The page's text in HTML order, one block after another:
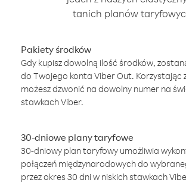
tanich planów
Pakiety środków
Gdy kupisz dowolną ilość środków,
do Twojego konta Viber Out. Korzystając
możesz dzwonić na dowolny numer na
stawkach Viber.
30-dniowe plany taryfowe
30-dniowy plan taryfowy umożliwia
połączeń międzynarodowych do
przez okres 30 dni w niskich stawkach